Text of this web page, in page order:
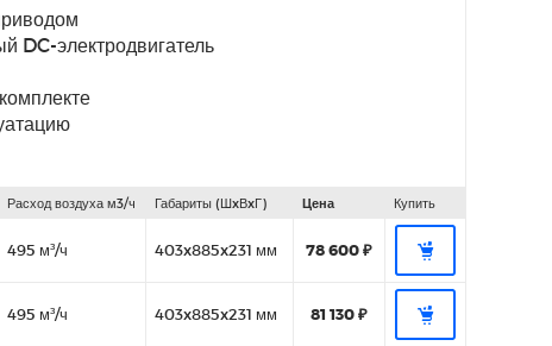
DC-электродвигатель
Расход воздуха м3/ч Габариты (ШxВxГ) Цена Купить
495 м³/ч 403x885x231 мм 78 600 ₽
495 м³/ч 403x885x231 мм 81 130 ₽